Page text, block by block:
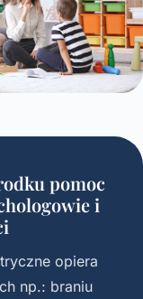
pomoc
i
opiera
np.: braniu